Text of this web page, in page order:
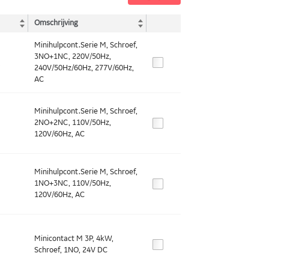
Omschrijving
Minihulpcont.Serie M, Schroef,
3NO+1NC, 220V/50Hz,
240V/50Hz/60Hz, 277V/60Hz,
AC
Minihulpcont.Serie M, Schroef,
2NO+2NC, 110V/50Hz,
120V/60Hz, AC
Minihulpcont.Serie M, Schroef,
1NO+3NC, 110V/50Hz,
120V/60Hz, AC
Minicontact M 3P, 4kW,
Schroef, 1NO, 24V DC